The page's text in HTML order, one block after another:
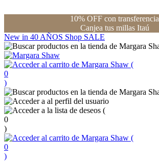
10% OFF con transferencia
Canjea tus millas Itaú
New in 40 AÑOS Shop SALE
(
0
)
(
0
)
(
0
)